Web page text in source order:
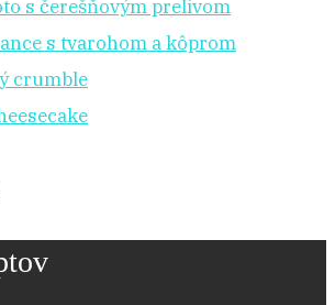
s čerešňovým prelivom
s tvarohom a kôprom
crumble